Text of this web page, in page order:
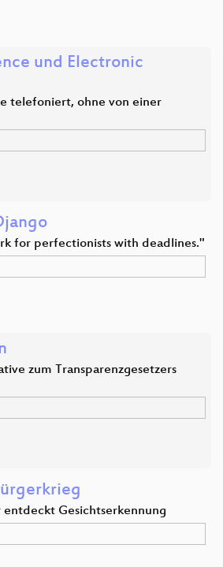
und Electronic
telefoniert, ohne von einer
for perfectionists with deadlines."
zum Transparenzgesetzers
Gesichtserkennung